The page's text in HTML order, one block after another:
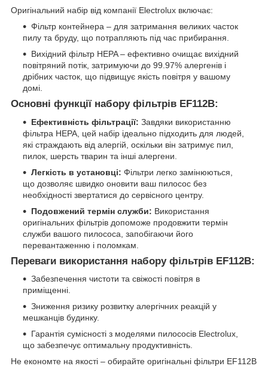
Оригінальний набір від компанії Electrolux включає:
Фільтр контейнера – для затримання великих часток
пилу та бруду, що потрапляють під час прибирання.
Вихідний фільтр HEPA – ефективно очищає вихідний
повітряний потік, затримуючи до 99.97% алергенів і
дрібних часток, що підвищує якість повітря у вашому
домі.
Основні функції набору фільтрів EF112B:
Ефективність фільтрації: Завдяки використанню
фільтра HEPA, цей набір ідеально підходить для людей,
які страждають від алергій, оскільки він затримує пил,
пилок, шерсть тварин та інші алергени.
Легкість в установці: Фільтри легко замінюються,
що дозволяє швидко оновити ваш пилосос без
необхідності звертатися до сервісного центру.
Подовжений термін служби: Використання
оригінальних фільтрів допоможе продовжити термін
служби вашого пилососа, запобігаючи його
перевантаженню і поломкам.
Переваги використання набору фільтрів EF112B:
Забезпечення чистоти та свіжості повітря в
приміщенні.
Зниження ризику розвитку алергічних реакцій у
мешканців будинку.
Гарантія сумісності з моделями пилососів Electrolux,
що забезпечує оптимальну продуктивність.
Не економте на якості – обирайте оригінальні фільтри EF112B